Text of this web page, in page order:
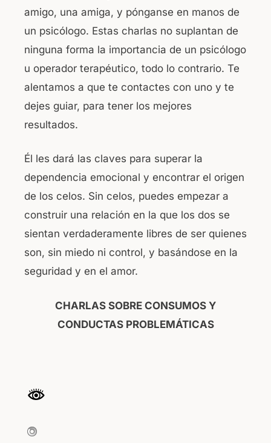
amigo, una amiga, y pónganse en manos de
un psicólogo. Estas charlas no suplantan de
ninguna forma la importancia de un psicólogo
u operador terapéutico, todo lo contrario. Te
alentamos a que te contactes con uno y te
dejes guiar, para tener los mejores
resultados.
Él les dará las claves para superar la
dependencia emocional y encontrar el origen
de los celos. Sin celos, puedes empezar a
construir una relación en la que los dos se
sientan verdaderamente libres de ser quienes
son, sin miedo ni control, y basándose en la
seguridad y en el amor.
CHARLAS SOBRE CONSUMOS Y
CONDUCTAS PROBLEMÁTICAS